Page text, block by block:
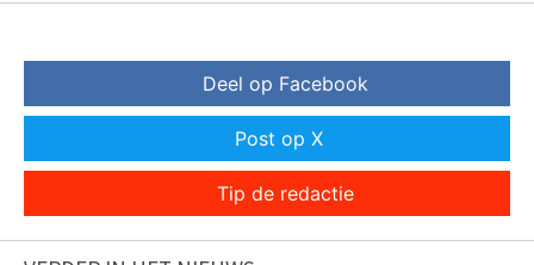
Deel op Facebook
Post op X
Tip de redactie